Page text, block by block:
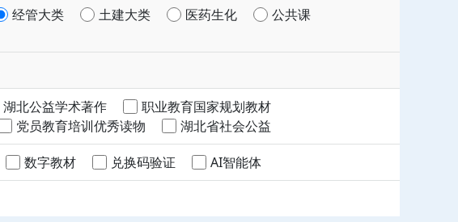
经管大类 土建大类 医药生化
公共课
湖北公益学术著作
职业教育国家规划教材
党员教育培训优秀读物 湖北省社会公益
数字教材 兑换码验证 AI智能体